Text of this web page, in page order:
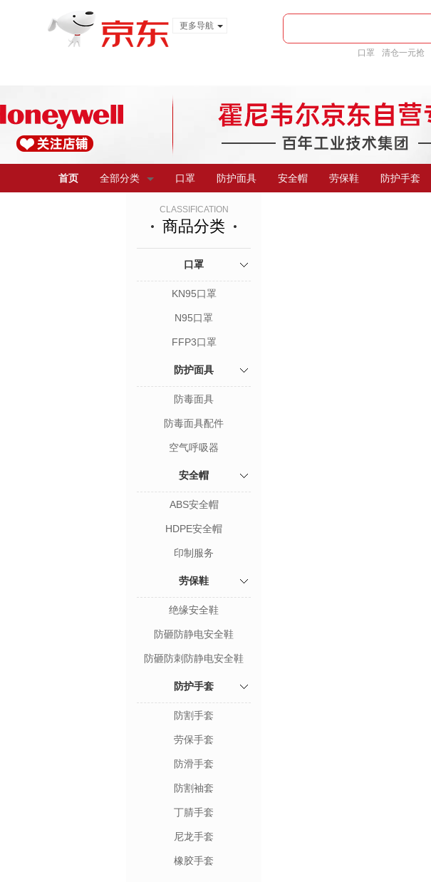
更多导航
口罩 清仓一元抢
首页 全部分类 口罩 防护面具 安全帽 劳保鞋 防护手套
CLASSIFICATION
商品分类
口罩
KN95口罩
N95口罩
FFP3口罩
防护面具
防毒面具
防毒面具配件
空气呼吸器
安全帽
ABS安全帽
HDPE安全帽
印制服务
劳保鞋
绝缘安全鞋
防砸防静电安全鞋
防砸防刺防静电安全鞋
防护手套
防割手套
劳保手套
防滑手套
防割袖套
丁腈手套
尼龙手套
橡胶手套